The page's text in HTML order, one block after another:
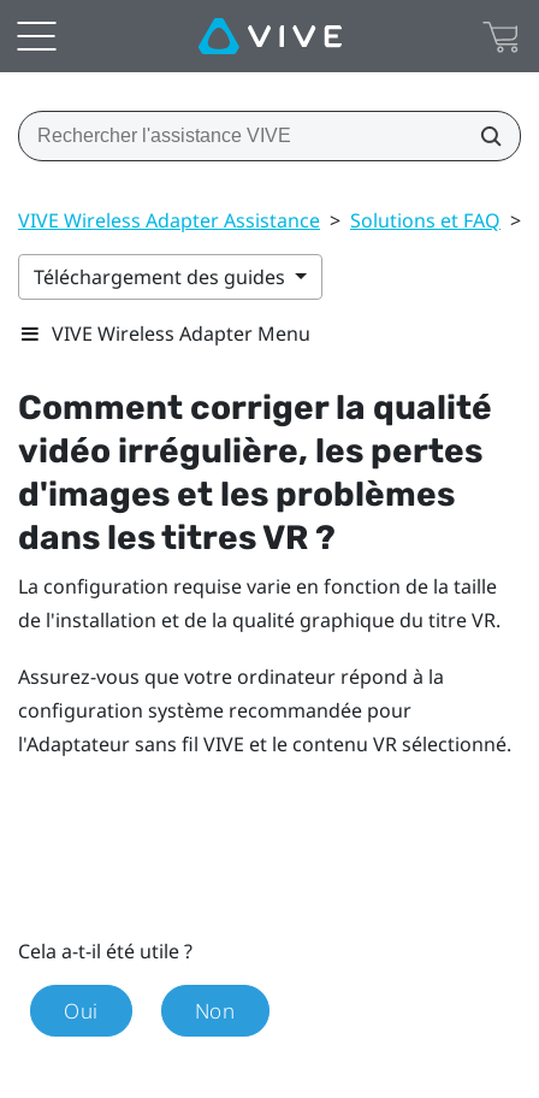
VIVE Wireless Adapter Assistance > Solutions et FAQ >
Téléchargement des guides
VIVE Wireless Adapter Menu
Comment corriger la qualité
vidéo irrégulière, les pertes
d'images et les problèmes
dans les titres VR ?
La configuration requise varie en fonction de la taille
de l'installation et de la qualité graphique du titre VR.
Assurez-vous que votre ordinateur répond à la
configuration système recommandée pour
l'Adaptateur sans fil VIVE et le contenu VR sélectionné.
Cela a-t-il été utile ?
Oui Non